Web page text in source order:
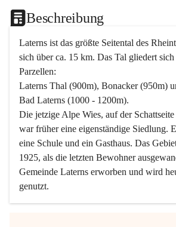
Beschreibung
Laterns ist das größte Seitental des
sich über ca. 15 km. Das Tal gliedert
Parzellen:
Laterns Thal (900m), Bonacker (950m)
Bad Laterns (1000 - 1200m).
Die jetzige Alpe Wies, auf der Schattseite
war früher eine eigenständige Siedlung.
eine Schule und ein Gasthaus. Das
1925, als die letzten Bewohner
Gemeinde Laterns erworben und wird
genutzt.